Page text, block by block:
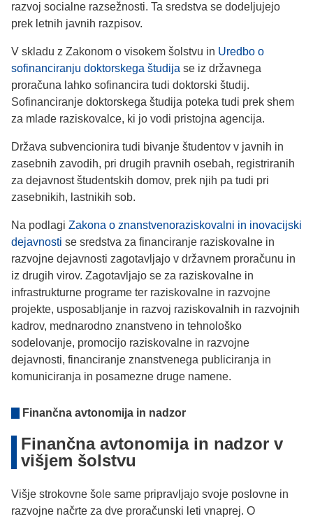
razvoj socialne razsežnosti. Ta sredstva se dodeljujejo
prek letnih javnih razpisov.
V skladu z Zakonom o visokem šolstvu in Uredbo o
sofinanciranju doktorskega študija se iz državnega
proračuna lahko sofinancira tudi doktorski študij.
Sofinanciranje doktorskega študija poteka tudi prek shem
za mlade raziskovalce, ki jo vodi pristojna agencija.
Država subvencionira tudi bivanje študentov v javnih in
zasebnih zavodih, pri drugih pravnih osebah, registriranih
za dejavnost študentskih domov, prek njih pa tudi pri
zasebnikih, lastnikih sob.
Na podlagi Zakona o znanstvenoraziskovalni in inovacijski
dejavnosti se sredstva za financiranje raziskovalne in
razvojne dejavnosti zagotavljajo v državnem proračunu in
iz drugih virov. Zagotavljajo se za raziskovalne in
infrastrukturne programe ter raziskovalne in razvojne
projekte, usposabljanje in razvoj raziskovalnih in razvojnih
kadrov, mednarodno znanstveno in tehnološko
sodelovanje, promocijo raziskovalne in razvojne
dejavnosti, financiranje znanstvenega publiciranja in
komuniciranja in posamezne druge namene.
Finančna avtonomija in nadzor
Finančna avtonomija in nadzor v
višjem šolstvu
Višje strokovne šole same pripravljajo svoje poslovne in
razvojne načrte za dve proračunski leti vnaprej. O